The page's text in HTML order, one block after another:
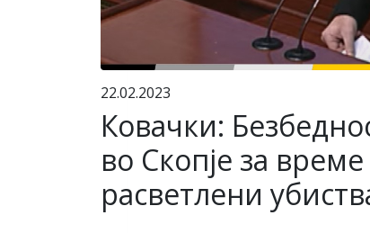
22.02.2023
Ковачки:
во Скопје за
расветлени